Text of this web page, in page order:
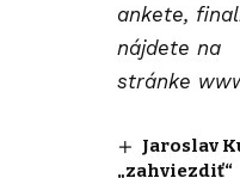
ankete,
nájdete na
stránke
Jaroslav
„zahviezdiť“